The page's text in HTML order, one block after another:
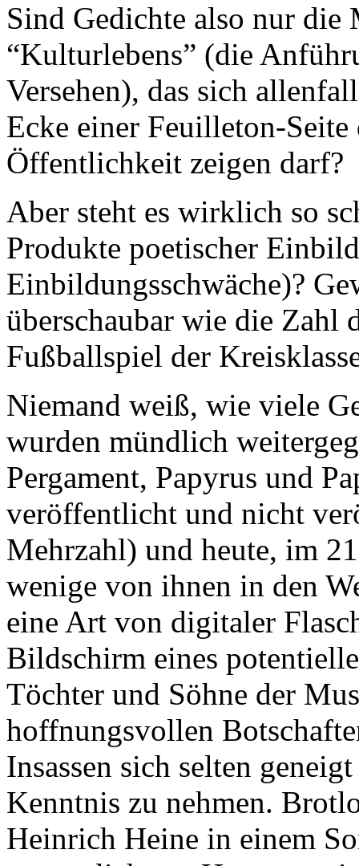
Sind Gedichte also nur die
“Kulturlebens” (die
Versehen), das sich
Ecke einer Feuilleton-
Öffentlichkeit zeigen darf?
Aber steht es wirklich so
Produkte poetischer
Einbildungsschwäche)?
überschaubar wie die Zahl
Fußballspiel der
Niemand weiß, wie viele
wurden mündlich
Pergament, Papyrus und
veröffentlicht und nicht
Mehrzahl) und heute, im
wenige von ihnen in den
eine Art von digitaler
Bildschirm eines
Töchter und Söhne der
hoffnungsvollen
Insassen sich selten
Kenntnis zu nehmen.
Heinrich Heine in einem